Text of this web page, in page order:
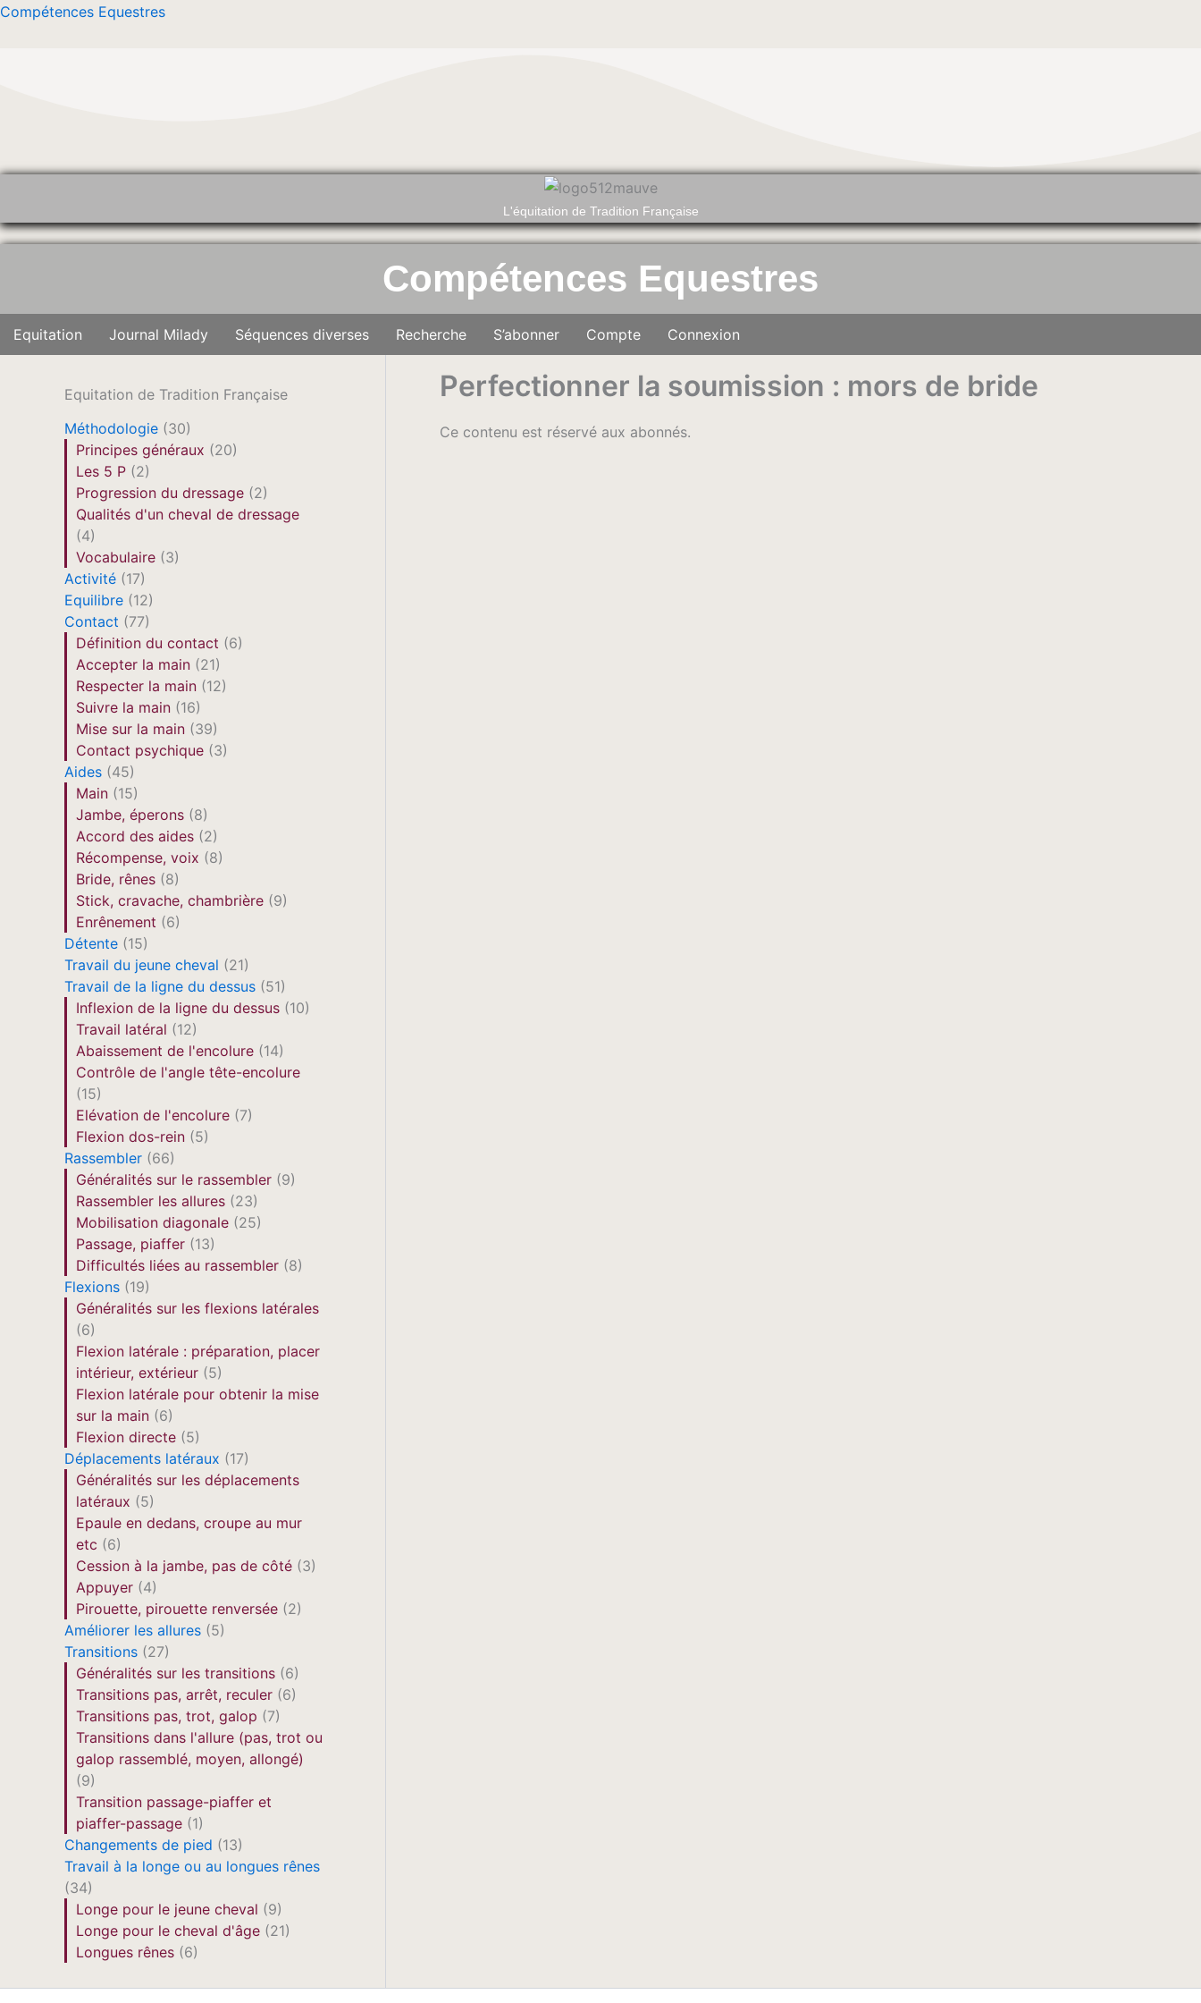
Aller
Compétences Equestres
L'équitation de Tradition Française
Compétences Equestres
Equitation Journal Milady Séquences diverses Recherche S’abonner Compte Connexion
Equitation de Tradition Française
Méthodologie (30)
Principes généraux (20)
Les 5 P (2)
Progression du dressage (2)
Qualités d'un cheval de dressage
(4)
Vocabulaire (3)
Activité (17)
Equilibre (12)
Contact (77)
Définition du contact (6)
Accepter la main (21)
Respecter la main (12)
Suivre la main (16)
Mise sur la main (39)
Contact psychique (3)
Aides (45)
Main (15)
Jambe, éperons (8)
Accord des aides (2)
Récompense, voix (8)
Bride, rênes (8)
Stick, cravache, chambrière (9)
Enrênement (6)
Détente (15)
Travail du jeune cheval (21)
Travail de la ligne du dessus (51)
Inflexion de la ligne du dessus (10)
Travail latéral (12)
Abaissement de l'encolure (14)
Contrôle de l'angle tête-encolure
(15)
Elévation de l'encolure (7)
Flexion dos-rein (5)
Rassembler (66)
Généralités sur le rassembler (9)
Rassembler les allures (23)
Mobilisation diagonale (25)
Passage, piaffer (13)
Difficultés liées au rassembler (8)
Flexions (19)
Généralités sur les flexions latérales
(6)
Flexion latérale : préparation, placer
intérieur, extérieur (5)
Flexion latérale pour obtenir la mise
sur la main (6)
Flexion directe (5)
Déplacements latéraux (17)
Généralités sur les déplacements
latéraux (5)
Epaule en dedans, croupe au mur
etc (6)
Cession à la jambe, pas de côté (3)
Appuyer (4)
Pirouette, pirouette renversée (2)
Améliorer les allures (5)
Transitions (27)
Généralités sur les transitions (6)
Transitions pas, arrêt, reculer (6)
Transitions pas, trot, galop (7)
Transitions dans l'allure (pas, trot ou
galop rassemblé, moyen, allongé)
(9)
Transition passage-piaffer et
piaffer-passage (1)
Changements de pied (13)
Travail à la longe ou au longues rênes
(34)
Longe pour le jeune cheval (9)
Longe pour le cheval d'âge (21)
Longues rênes (6)
Perfectionner la soumission : mors de bride
Ce contenu est réservé aux abonnés.